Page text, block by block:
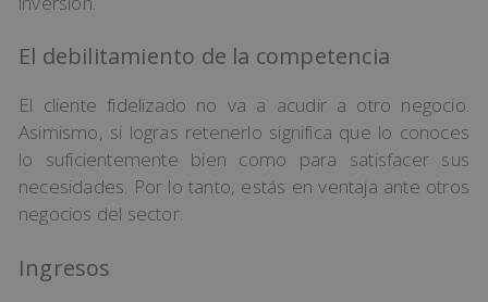
El debilitamiento de la competencia
El cliente fidelizado no va a acudir a otro negocio.
Asimismo, si logras retenerlo significa que lo conoces
lo suficientemente bien como para satisfacer sus
necesidades. Por lo tanto, estás en ventaja ante otros
negocios del sector.
Ingresos